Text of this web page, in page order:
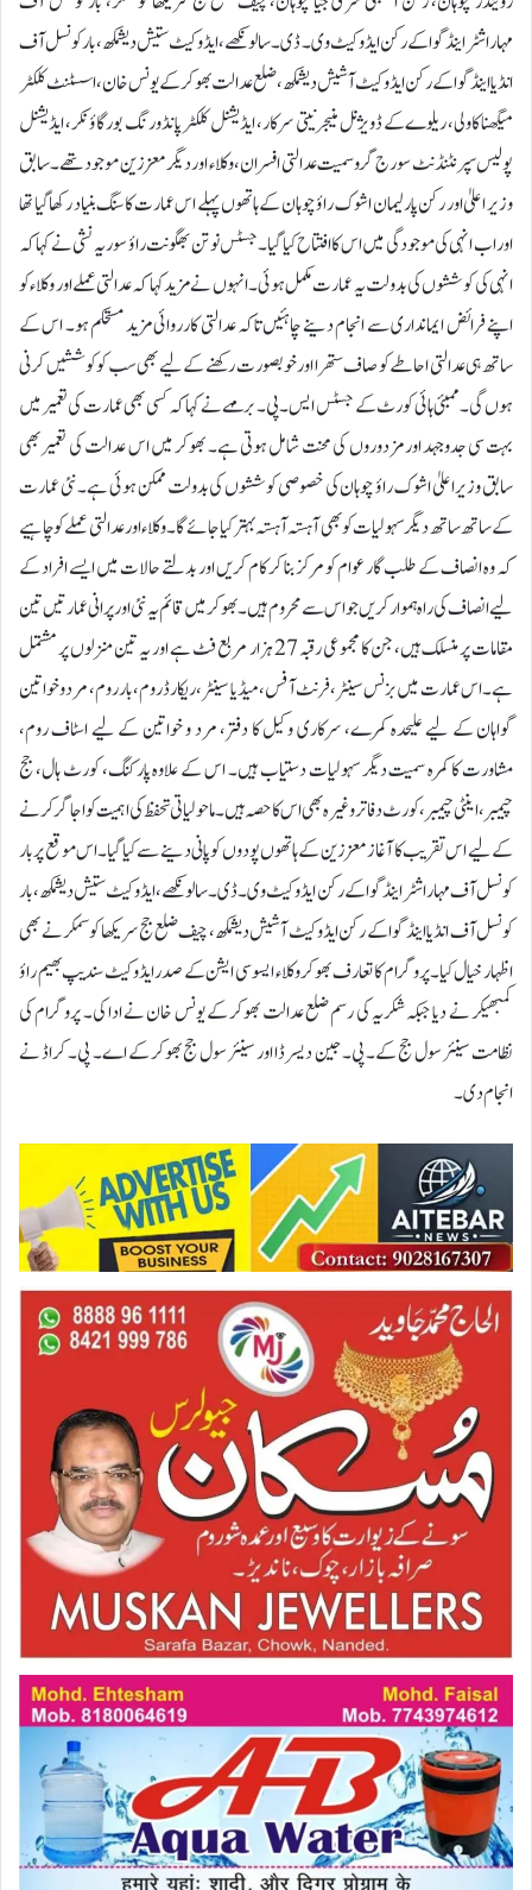
مہاراشٹر اینڈ گوا کے رکن ایڈوکیٹ وی۔ ڈی۔ سالونکھے، ایڈوکیٹ ستیش دیشمکھ، بار کونسل آف
انڈیا اینڈ گوا کے رکن ایڈوکیٹ آشیش دیشمکھ، ضلع عدالت بھوکر کے یونس خان، اسسٹنٹ کلکٹر
میگھنا کاولی، ریلوے کے ڈویژنل منیجر نیتی سرکار، ایڈیشنل کلکٹر پانڈورنگ بورگاؤنکر، ایڈیشنل
پولیس سپرنٹنڈنٹ سورج گروسمیت عدالتی افسران، وکلاء اور دیگر معززین موجود تھے۔سابق
وزیر اعلیٰ اور رکن پارلیمان اشوک راؤ چوہان کے ہاتھوں پہلے اس عمارت کا سنگ بنیاد رکھا گیا تھا
اور اب انہی کی موجودگی میں اس کا افتتاح کیا گیا۔ جسٹس نوتن بھگونت راؤ سوریہ نشی نے کہا کہ
انہی کی کوششوں کی بدولت یہ عمارت مکمل ہوئی۔ انہوں نے مزید کہا کہ عدالتی عملے اور وکلاء کو
اپنے فرائض ایمانداری سے انجام دینے چاہئیں تاکہ عدالتی کارروائی مزید مستحکم ہو۔ اس کے
ساتھ ہی عدالتی احاطے کو صاف ستھرا اور خوبصورت رکھنے کے لیے بھی سب کو کوششیں کرنی
ہوں گی۔ممبئی ہائی کورٹ کے جسٹس ایس۔ پی۔ برمہے نے کہا کہ کسی بھی عمارت کی تعمیر میں
بہت سی جدوجہد اور مزدوروں کی محنت شامل ہوتی ہے۔ بھوکر میں اس عدالت کی تعمیر بھی
سابق وزیر اعلیٰ اشوک راؤ چوہان کی خصوصی کوششوں کی بدولت ممکن ہوئی ہے۔ نئی عمارت
کے ساتھ ساتھ دیگر سہولیات کو بھی آہستہ آہستہ بہتر کیا جائے گا۔ وکلاء اور عدالتی عملے کو چاہیے
کہ وہ انصاف کے طلب گار عوام کو مرکز بنا کر کام کریں اور بدلتے حالات میں ایسے افراد کے
لیے انصاف کی راہ ہموار کریں جو اس سے محروم ہیں۔بھوکر میں قائم یہ نئی اور پرانی عمارتیں تین
مقامات پر منسلک ہیں، جن کا مجموعی رقبہ 27 ہزار مربع فٹ ہے اور یہ تین منزلوں پر مشتمل
ہے۔ اس عمارت میں بزنس سینٹر، فرنٹ آفس، میڈیا سینٹر، ریکارڈ روم، بار روم، مرد و خواتین
گواہان کے لیے علیحدہ کمرے، سرکاری وکیل کا دفتر، مرد و خواتین کے لیے اسٹاف روم،
مشاورت کا کمرہ سمیت دیگر سہولیات دستیاب ہیں۔ اس کے علاوہ پارکنگ، کورٹ ہال، جج
چیمبر، اینٹی چیمبر، کورٹ دفاتر وغیرہ بھی اس کا حصہ ہیں۔ماحولیاتی تحفظ کی اہمیت کو اجاگر کرنے
کے لیے اس تقریب کا آغاز معززین کے ہاتھوں پودوں کو پانی دینے سے کیا گیا۔ اس موقع پر بار
کونسل آف مہاراشٹر اینڈ گوا کے رکن ایڈوکیٹ وی۔ ڈی۔ سالونکھے، ایڈوکیٹ ستیش دیشمکھ، بار
کونسل آف انڈیا اینڈ گوا کے رکن ایڈوکیٹ آشیش دیشمکھ، چیف ضلع جج سریکھا کوسمکر نے بھی
اظہار خیال کیا۔پروگرام کا تعارف بھوکر وکلاء ایسوسی ایشن کے صدر ایڈوکیٹ سندیپ بھیم راؤ
کمبھیکر نے دیا جبکہ شکریہ کی رسم ضلع عدالت بھوکر کے یونس خان نے ادا کی۔ پروگرام کی
نظامت سینئر سول جج کے۔ پی۔ جین دیسرڈا اور سینئر سول جج بھوکر کے اے۔ پی۔ کراڈ نے
انجام دی۔